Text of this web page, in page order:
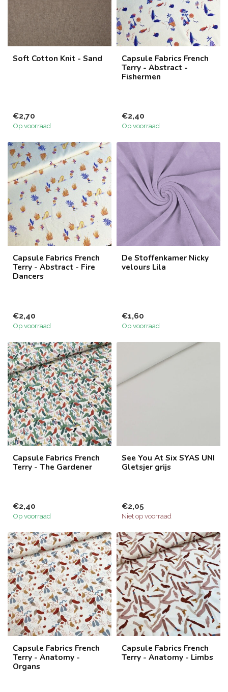
Soft Cotton Knit - Sand
€2,70
Op voorraad
Capsule Fabrics French
Terry - Abstract -
Fishermen
€2,40
Op voorraad
Capsule Fabrics French
Terry - Abstract - Fire
Dancers
€2,40
Op voorraad
De Stoffenkamer Nicky
velours Lila
€1,60
Op voorraad
Capsule Fabrics French
Terry - The Gardener
€2,40
Op voorraad
See You At Six SYAS UNI
Gletsjer grijs
€2,05
Niet op voorraad
Capsule Fabrics French
Terry - Anatomy -
Organs
Capsule Fabrics French
Terry - Anatomy - Limbs